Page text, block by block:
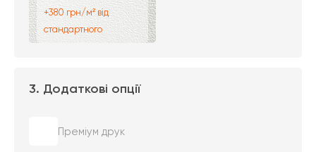
+380 грн/м² від
стандартного
3. Додаткові опції
Преміум друк